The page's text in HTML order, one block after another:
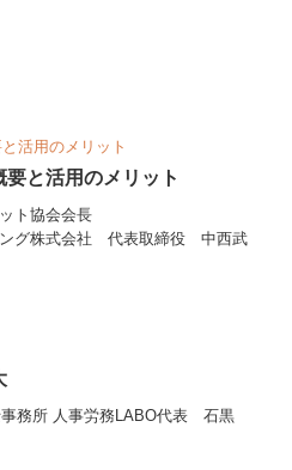
要と活用のメリット
ト協会会長
ング株式会社 代表取締役 中西武
務所 人事労務LABO代表 石黒